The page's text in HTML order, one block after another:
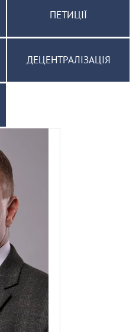
ПЕТИЦІЇ
ДЕЦЕНТРАЛІЗАЦІЯ